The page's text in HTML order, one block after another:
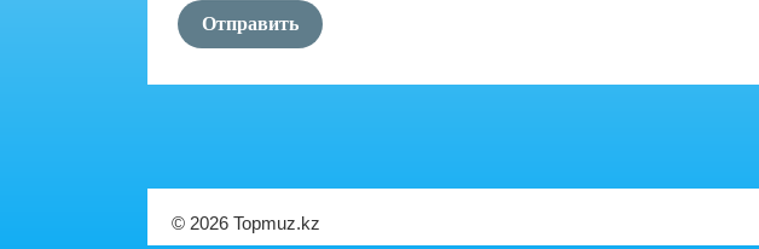
Отправить
© 2026 Topmuz.kz